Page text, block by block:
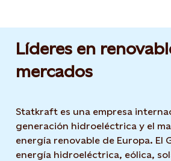
Líderes en
mercados
Statkraft es una empresa
generación hidroeléctrica y el
energía renovable de Europa. El
energía hidroeléctrica, eólica,